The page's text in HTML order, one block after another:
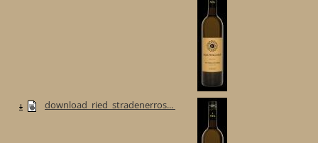
download_ried_stradenerros...